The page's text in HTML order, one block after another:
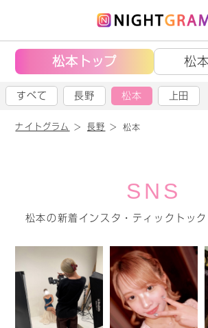
松本トップ 松
すべて 長野 松本 上田
ナイトグラム 長野 松本
SNS
松本の新着インスタ・ティックトッ